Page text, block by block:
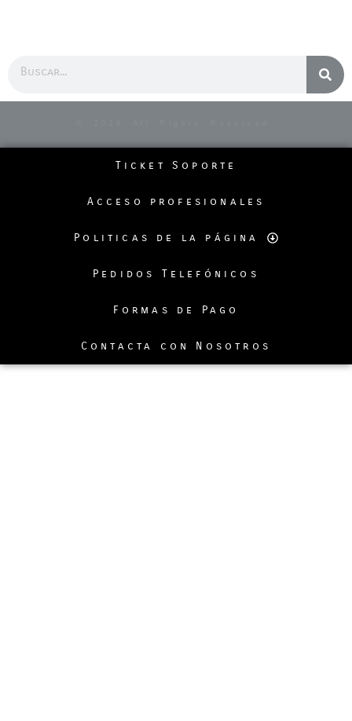
Ticket Soporte
Acceso profesionales
Politicas de la página
Pedidos Telefónicos
Formas de Pago
Contacta con Nosotros